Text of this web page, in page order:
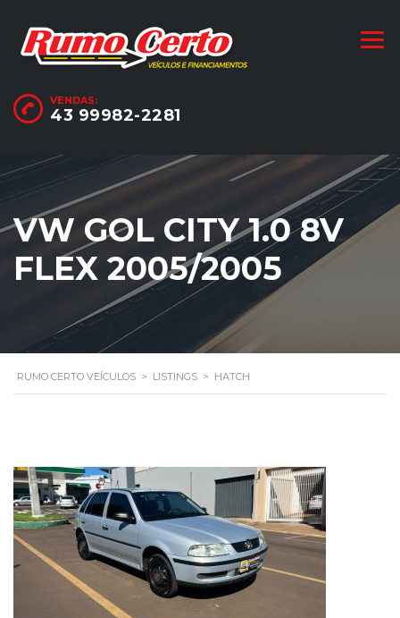
VENDAS:
43 99982-2281
VW GOL CITY 1.0 8V
FLEX 2005/2005
RUMO CERTO VEÍCULOS > LISTINGS > HATCH